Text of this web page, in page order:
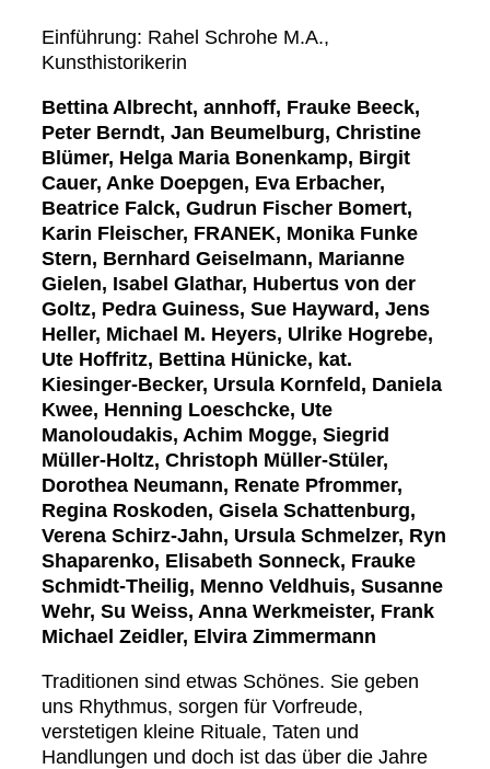
Einführung: Rahel Schrohe M.A.,
Kunsthistorikerin
Bettina Albrecht, annhoff, Frauke Beeck,
Peter Berndt, Jan Beumelburg, Christine
Blümer, Helga Maria Bonenkamp, Birgit
Cauer, Anke Doepgen, Eva Erbacher,
Beatrice Falck, Gudrun Fischer Bomert,
Karin Fleischer, FRANEK, Monika Funke
Stern, Bernhard Geiselmann, Marianne
Gielen, Isabel Glathar, Hubertus von der
Goltz, Pedra Guiness, Sue Hayward, Jens
Heller, Michael M. Heyers, Ulrike Hogrebe,
Ute Hoffritz, Bettina Hünicke, kat.
Kiesinger-Becker, Ursula Kornfeld, Daniela
Kwee, Henning Loeschcke, Ute
Manoloudakis, Achim Mogge, Siegrid
Müller-Holtz, Christoph Müller-Stüler,
Dorothea Neumann, Renate Pfrommer,
Regina Roskoden, Gisela Schattenburg,
Verena Schirz-Jahn, Ursula Schmelzer, Ryn
Shaparenko, Elisabeth Sonneck, Frauke
Schmidt-Theilig, Menno Veldhuis, Susanne
Wehr, Su Weiss, Anna Werkmeister, Frank
Michael Zeidler, Elvira Zimmermann
Traditionen sind etwas Schönes. Sie geben
uns Rhythmus, sorgen für Vorfreude,
verstetigen kleine Rituale, Taten und
Handlungen und doch ist das über die Jahre